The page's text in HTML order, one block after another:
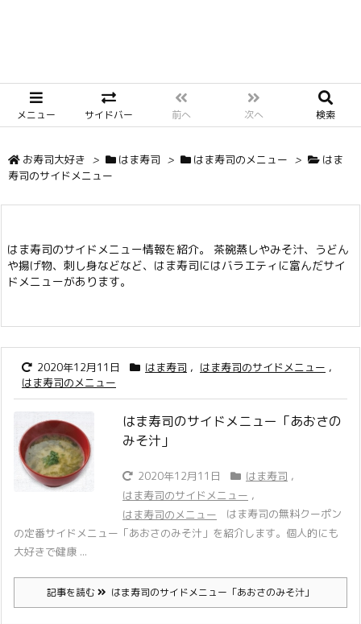
メニュー サイドバー 前へ 次へ 検索
お寿司大好き > はま寿司 > はま寿司のメニュー >
はま
寿司のサイドメニュー
はま寿司のサイドメニュー情報を紹介。 茶碗蒸しやみそ汁、うどん
や揚げ物、刺し身などなど、はま寿司にはバラエティに富んだサイ
ドメニューがあります。
2020年12月11日 はま寿司 , はま寿司のサイドメニュー ,
はま寿司のメニュー
はま寿司のサイドメニュー「あおさの
みそ汁」
2020年12月11日 はま寿司 ,
はま寿司のサイドメニュー ,
はま寿司のメニュー
はま寿司の無料クーポン
の定番サイドメニュー「あおさのみそ汁」を紹介します。 個人的にも
大好きで健康 ...
記事を読む はま寿司のサイドメニュー「あおさのみそ汁」